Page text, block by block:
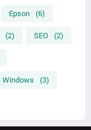
Epson (6)
(2) SEO (2)
Windows (3)